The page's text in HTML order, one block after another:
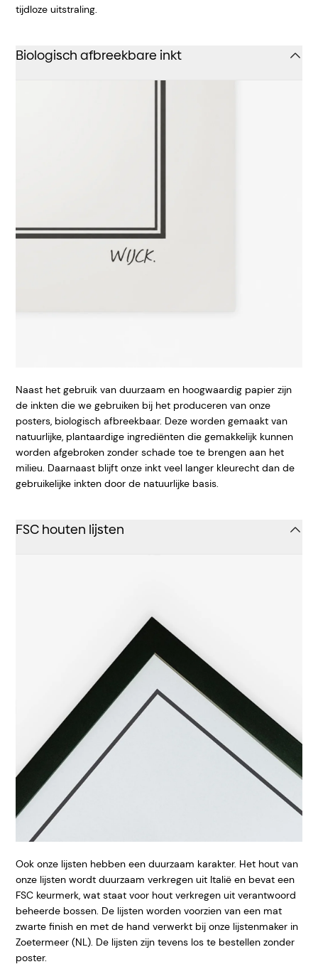
tijdloze uitstraling.
Biologisch afbreekbare inkt
Naast het gebruik van duurzaam en hoogwaardig papier zijn
de inkten die we gebruiken bij het produceren van onze
posters, biologisch afbreekbaar. Deze worden gemaakt van
natuurlijke, plantaardige ingrediënten die gemakkelijk kunnen
worden afgebroken zonder schade toe te brengen aan het
milieu. Daarnaast blijft onze inkt veel langer kleurecht dan de
gebruikelijke inkten door de natuurlijke basis.
FSC houten lijsten
Ook onze lijsten hebben een duurzaam karakter. Het hout van
onze lijsten wordt duurzaam verkregen uit Italië en bevat een
FSC keurmerk, wat staat voor hout verkregen uit verantwoord
beheerde bossen. De lijsten worden voorzien van een mat
zwarte finish en met de hand verwerkt bij onze lijstenmaker in
Zoetermeer (NL). De lijsten zijn tevens los te bestellen zonder
poster.